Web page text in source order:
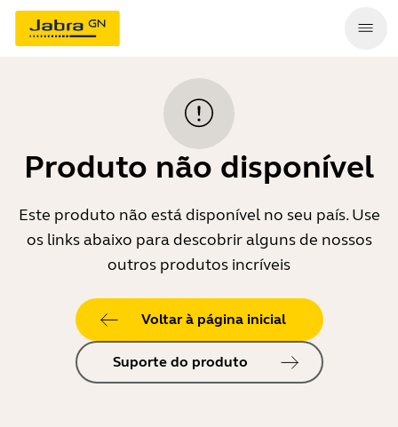
Produto não disponível
Este produto não está disponível no seu país. Use
os links abaixo para descobrir alguns de nossos
outros produtos incríveis
Voltar à página inicial
Suporte do produto